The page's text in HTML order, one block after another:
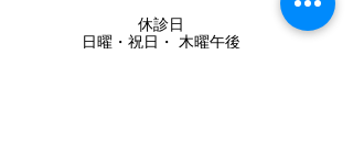
休診日
日曜・祝日・ 木曜午後